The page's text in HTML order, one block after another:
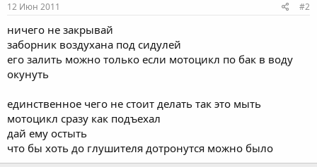
12 Июн 2011 #2
ничего не закрывай
заборник воздухана под сидулей
его залить можно только если мотоцикл по бак в воду
окунуть
единственное чего не стоит делать так это мыть
мотоцикл сразу как подъехал
дай ему остыть
что бы хоть до глушителя дотронутся можно было